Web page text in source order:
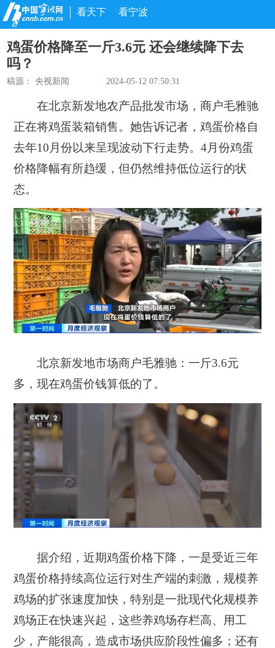
看天下 看宁波
鸡蛋价格降至一斤3.6元 还会继续降下去
吗？
稿源：央视新闻 2024-05-12 07:50:31
在北京新发地农产品批发市场，商户毛雅驰
正在将鸡蛋装箱销售。她告诉记者，鸡蛋价格自
去年10月份以来呈现波动下行走势。4月份鸡蛋
价格降幅有所趋缓，但仍然维持低位运行的状
态。
北京新发地市场商户毛雅驰：一斤3.6元
多，现在鸡蛋价钱算低的了。
据介绍，近期鸡蛋价格下降 ，一是受近三年
鸡蛋价格持续高位运行对生产端的刺激，规模养
鸡场的扩张速度加快，特别是一批现代化规模养
鸡场正在快速兴起，这些养鸡场存栏高、用工
少，产能很高，造成市场供应阶段性偏多；还有